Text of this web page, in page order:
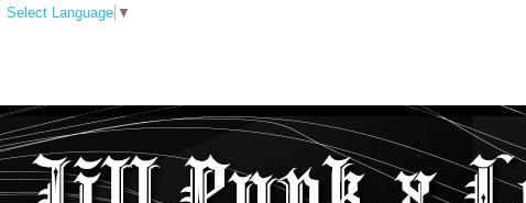
Select Language ▼